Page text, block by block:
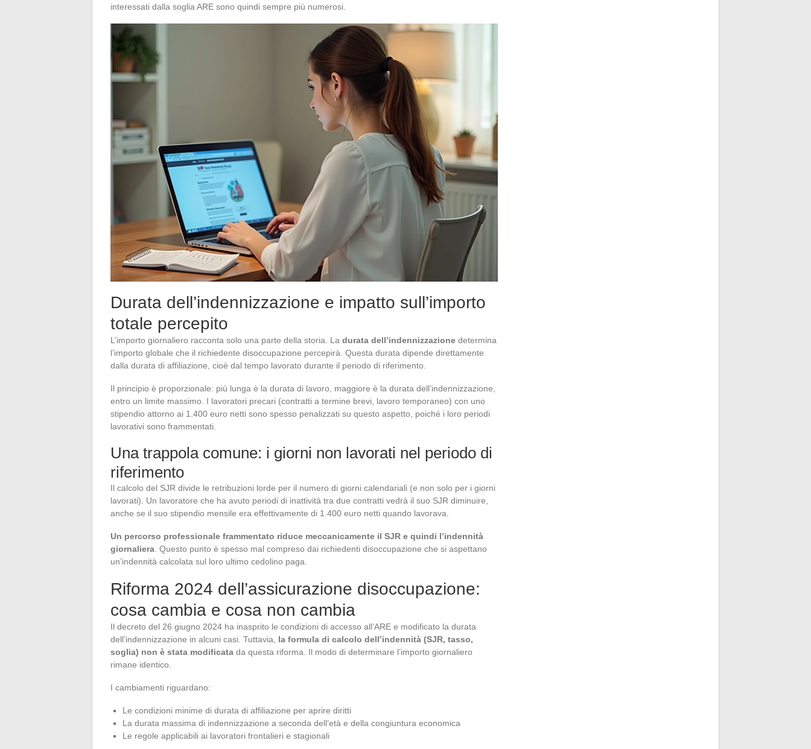
interessati dalla soglia ARE sono quindi sempre più numerosi.
Durata dell’indennizzazione e impatto sull’importo
totale percepito
L’importo giornaliero racconta solo una parte della storia. La durata dell’indennizzazione determina
l’importo globale che il richiedente disoccupazione percepirà. Questa durata dipende direttamente
dalla durata di affiliazione, cioè dal tempo lavorato durante il periodo di riferimento.
Il principio è proporzionale: più lunga è la durata di lavoro, maggiore è la durata dell’indennizzazione,
entro un limite massimo. I lavoratori precari (contratti a termine brevi, lavoro temporaneo) con uno
stipendio attorno ai 1.400 euro netti sono spesso penalizzati su questo aspetto, poiché i loro periodi
lavorativi sono frammentati.
Una trappola comune: i giorni non lavorati nel periodo di
riferimento
Il calcolo del SJR divide le retribuzioni lorde per il numero di giorni calendariali (e non solo per i giorni
lavorati). Un lavoratore che ha avuto periodi di inattività tra due contratti vedrà il suo SJR diminuire,
anche se il suo stipendio mensile era effettivamente di 1.400 euro netti quando lavorava.
Un percorso professionale frammentato riduce meccanicamente il SJR e quindi l’indennità
giornaliera . Questo punto è spesso mal compreso dai richiedenti disoccupazione che si aspettano
un’indennità calcolata sul loro ultimo cedolino paga.
Riforma 2024 dell’assicurazione disoccupazione:
cosa cambia e cosa non cambia
Il decreto del 26 giugno 2024 ha inasprito le condizioni di accesso all’ARE e modificato la durata
dell’indennizzazione in alcuni casi. Tuttavia, la formula di calcolo dell’indennità (SJR, tasso,
soglia) non è stata modificata da questa riforma. Il modo di determinare l’importo giornaliero
rimane identico.
I cambiamenti riguardano:
Le condizioni minime di durata di affiliazione per aprire diritti
La durata massima di indennizzazione a seconda dell’età e della congiuntura economica
Le regole applicabili ai lavoratori frontalieri e stagionali